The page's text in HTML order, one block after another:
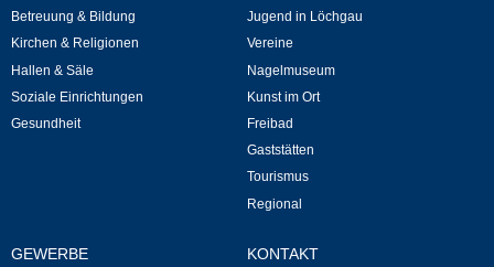
Mitarbeiter
Stellenangebote
Bürgerservice
Betreuung & Bildung
Kirchen & Religionen
Hallen & Säle
Soziale Einrichtungen
Gesundheit
Jugend in Löchgau
Vereine
Nagelmuseum
Kunst im Ort
Freibad
Gaststätten
Tourismus
Regional
GEWERBE KONTAKT